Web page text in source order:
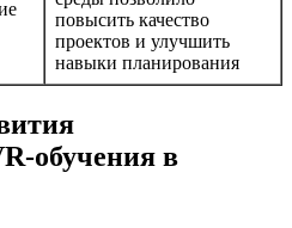
повысить качество
проектов и улучшить
навыки планирования
обучения в